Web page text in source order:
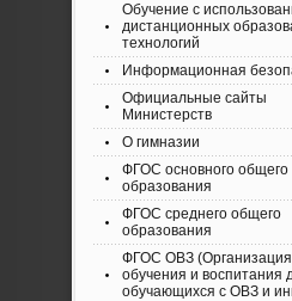
Обучение с
дистанционных
технологий
Информационная
Официальные сайты
Министерств
О гимназии
ФГОС основного общего
образования
ФГОС среднего общего
образования
ФГОС ОВЗ (Организация
обучения и воспитания
обучающихся с ОВЗ и